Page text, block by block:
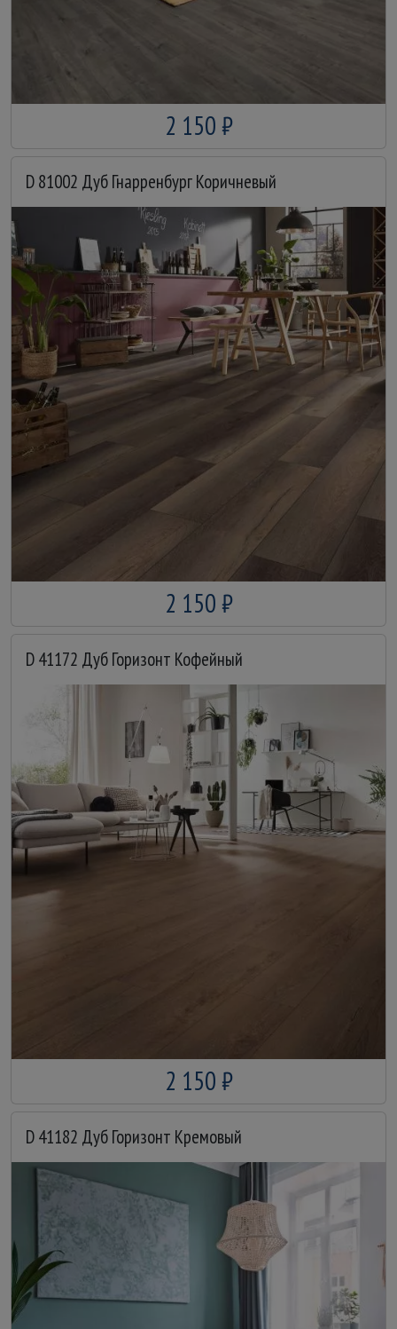
2 150 ₽
D 81002 Дуб Гнарренбург Коричневый
2 150 ₽
D 41172 Дуб Горизонт Кофейный
2 150 ₽
D 41182 Дуб Горизонт Кремовый